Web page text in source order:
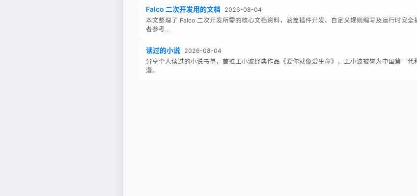
Falco 二次开发用的文档 2026-08-04
本文整理了 Falco 二次开发所需的核心文档资料，涵盖插件开发、自定义规则编写及运行时安
者参考…
读过的小说
2026-08-04
分享个人读过的小说书单，首推王小波经典作品《爱你就像爱生命》，王小波被誉为中国第一
漫。